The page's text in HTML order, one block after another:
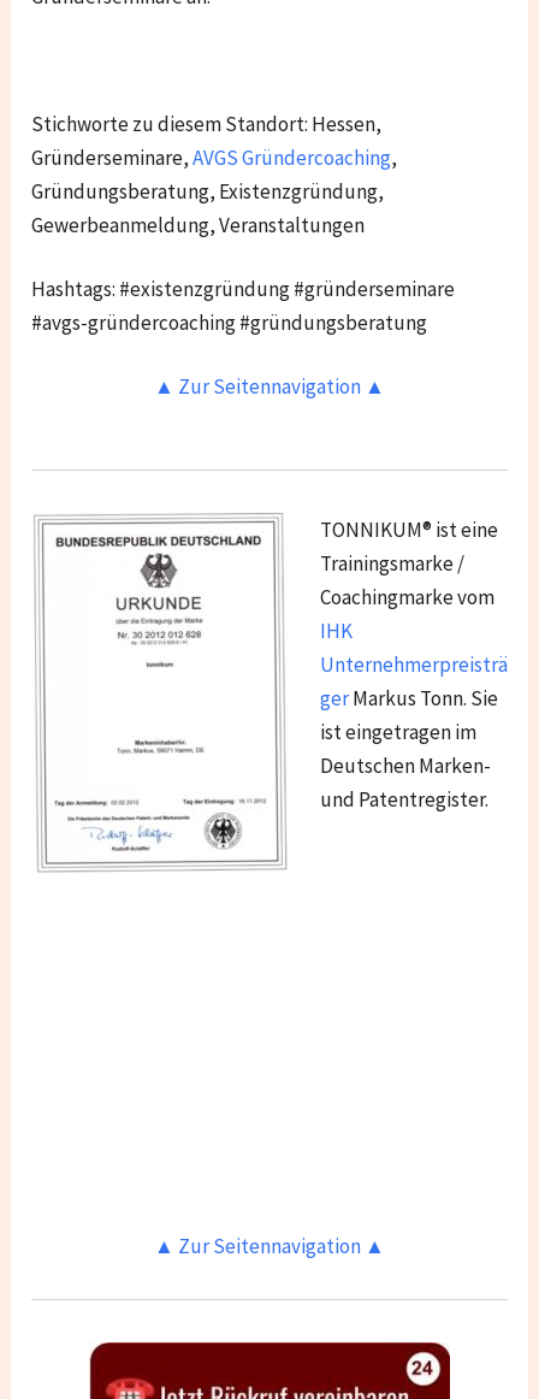
Stichworte zu diesem Standort: Hessen,
Gründerseminare,AVGS Gründercoaching,
Gründungsberatung, Existenzgründung,
Gewerbeanmeldung, Veranstaltungen
Hashtags: #existenzgründung #gründerseminare
#avgs-gründercoaching #gründungsberatung
▲ Zur Seitennavigation ▲
TONNIKUM® ist eine
Trainingsmarke /
Coachingmarke vom
IHK
Unternehmerpreisträ
gerMarkus Tonn. Sie
ist eingetragen im
Deutschen Marken-
und Patentregister.
▲ Zur Seitennavigation ▲